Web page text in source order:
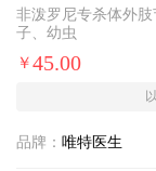
非泼罗尼专杀体外
子、幼虫
￥45.00
品牌： 唯特医生